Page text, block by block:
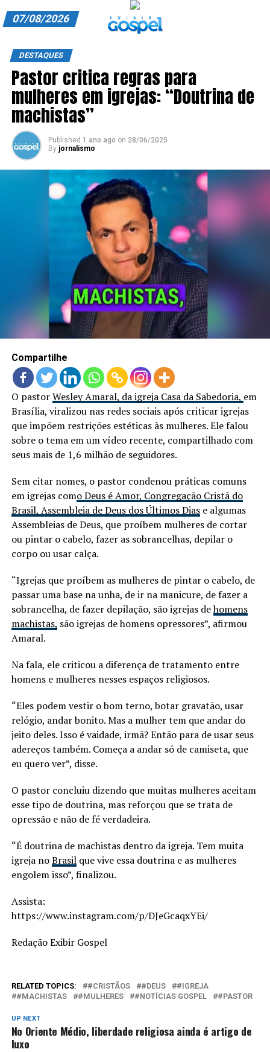
ANUNCIE CONOSCO
CARRINHO
EDITORIAL
ENTREVISTAS
EXPEDIENTE
FINALIZAR COMPRA
LANÇAMENTOS
07/08/2026
DESTAQUES
Pastor critica regras para
mulheres em igrejas: “Doutrina de
machistas”
Published 1 ano ago on 28/06/2025
By jornalismo
Compartilhe
O pastorWesley Amaral, da igreja Casa da Sabedoria, em
Brasília, viralizou nas redes sociais após criticar igrejas
que impõem restrições estéticas às mulheres. Ele falou
sobre o tema em um vídeo recente, compartilhado com
seus mais de 1,6 milhão de seguidores.
Sem citar nomes, o pastor condenou práticas comuns
em igrejas como Deus é Amor, Congregação Cristã do
Brasil, Assembleia de Deus dos Últimos Diase algumas
Assembleias de Deus, que proíbem mulheres de cortar
ou pintar o cabelo, fazer as sobrancelhas, depilar o
corpo ou usar calça.
“Igrejas que proíbem as mulheres de pintar o cabelo, de
passar uma base na unha, de ir na manicure, de fazer a
sobrancelha, de fazer depilação, são igrejas dehomens
machistas, são igrejas de homens opressores”, afirmou
Amaral.
Na fala, ele criticou a diferença de tratamento entre
homens e mulheres nesses espaços religiosos.
“Eles podem vestir o bom terno, botar gravatão, usar
relógio, andar bonito. Mas a mulher tem que andar do
jeito deles. Isso é vaidade, irmã? Então para de usar seus
adereços também. Começa a andar só de camiseta, que
eu quero ver”, disse.
O pastor concluiu dizendo que muitas mulheres aceitam
esse tipo de doutrina, mas reforçou que se trata de
opressão e não de fé verdadeira.
“É doutrina de machistas dentro da igreja. Tem muita
igreja noBrasilque vive essa doutrina e as mulheres
engolem isso”, finalizou.
Assista:
https://www.instagram.com/p/DJeGcaqxYEi/
Redação Exibir Gospel
RELATED TOPICS: #CRISTÃOS #DEUS
#IGREJA
#MACHISTAS
#MULHERES #NOTÍCIAS GOSPEL #PASTOR
UP NEXT
No Oriente Médio, liberdade religiosa ainda é artigo de
luxo